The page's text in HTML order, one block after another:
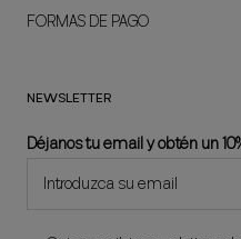
FORMAS DE PAGO
NEWSLETTER
Déjanos tu email y obtén un